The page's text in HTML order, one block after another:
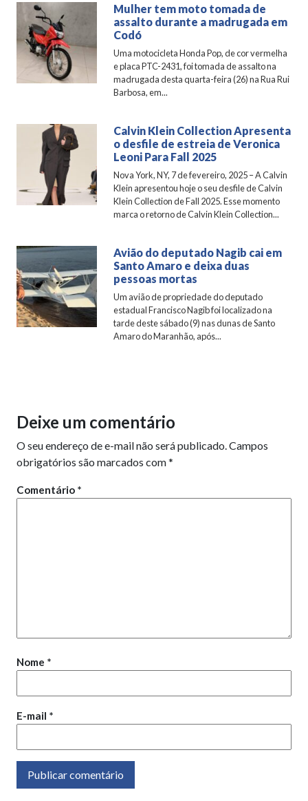
Mulher tem moto tomada de
assalto durante a madrugada em
Codó
Uma motocicleta Honda Pop, de cor vermelha
e placa PTC-2431, foi tomada de assalto na
madrugada desta quarta-feira (26) na Rua Rui
Barbosa, em...
Calvin Klein Collection Apresenta
o desfile de estreia de Veronica
Leoni Para Fall 2025
Nova York, NY, 7 de fevereiro, 2025 – A Calvin
Klein apresentou hoje o seu desfile de Calvin
Klein Collection de Fall 2025. Esse momento
marca o retorno de Calvin Klein Collection...
Avião do deputado Nagib cai em
Santo Amaro e deixa duas
pessoas mortas
Um avião de propriedade do deputado
estadual Francisco Nagib foi localizado na
tarde deste sábado (9) nas dunas de Santo
Amaro do Maranhão, após...
Deixe um comentário
O seu endereço de e-mail não será publicado.Campos
obrigatórios são marcados com*
Comentário *
Nome *
E-mail *